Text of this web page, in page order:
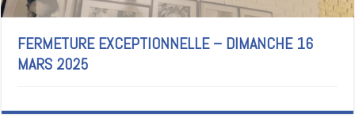
FERMETURE EXCEPTIONNELLE – DIMANCHE 16
MARS 2025